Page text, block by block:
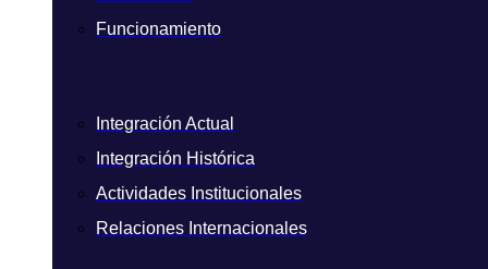
Funcionamiento
Integración Actual
Integración Histórica
Actividades Institucionales
Relaciones Internacionales